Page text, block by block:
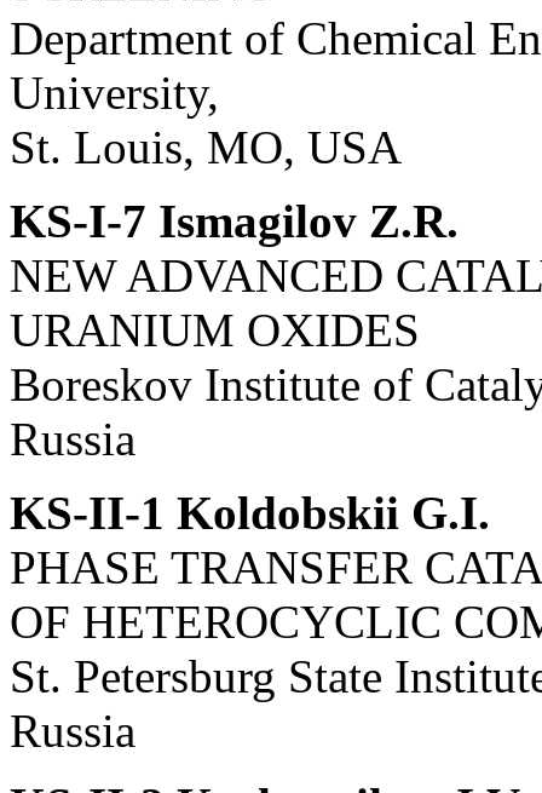
Department of Chemical
University,
St. Louis, MO, USA
KS-I-7 Ismagilov Z.R.
NEW ADVANCED
URANIUM OXIDES
Boreskov Institute of
Russia
KS-II-1 Koldobskii G.I.
PHASE TRANSFER
OF HETEROCYCLIC
St. Petersburg State
Russia